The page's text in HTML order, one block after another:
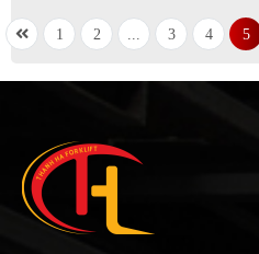
1 2 3 4 5